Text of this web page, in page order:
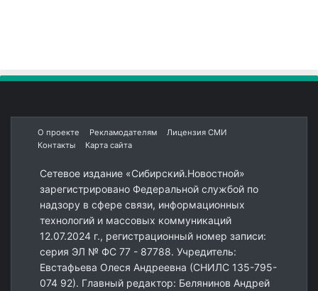
О проекте Рекламодателям
Лицензия СМИ
Контакты
Карта сайта
Сетевое издание «Сибирский.Новостной»
зарегистрировано Федеральной службой по
надзору в сфере связи, информационных
технологий и массовых коммуникаций
12.07.2024 г., регистрационный номер записи:
серия ЭЛ № ФС 77 - 87788. Учредитель:
Евстафьева Олеся Андреевна (СНИЛС 135-795-
074 92). Главный редактор: Белянинов Андрей